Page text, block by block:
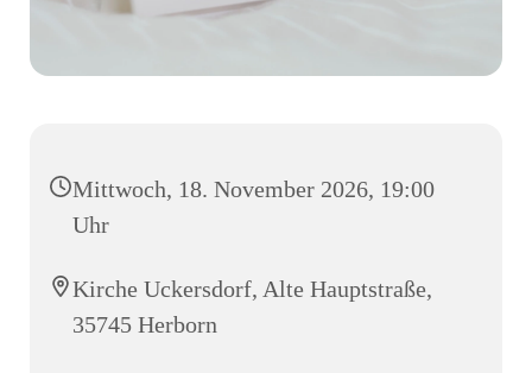
Mittwoch, 18. November 2026, 19:00
Uhr
Kirche Uckersdorf, Alte Hauptstraße,
35745 Herborn